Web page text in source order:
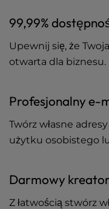
99,99%
Upewnij się, że
otwarta dla biznesu.
Profesjonalny e-
Twórz własne
użytku osobistego
Darmowy
Z łatwością stwórz